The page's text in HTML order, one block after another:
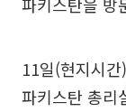
파키스탄을 방
11일(현지시
파키스탄 총리